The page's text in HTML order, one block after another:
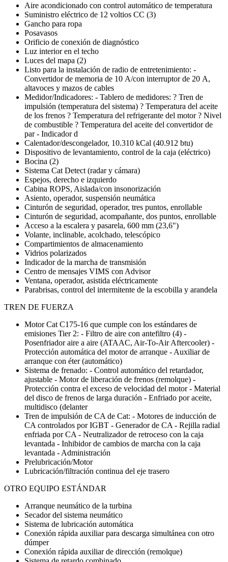
Aire acondicionado con control automático de temperatura
Suministro eléctrico de 12 voltios CC (3)
Gancho para ropa
Posavasos
Orificio de conexión de diagnóstico
Luz interior en el techo
Luces del mapa (2)
Listo para la instalación de radio de entretenimiento: -
Convertidor de memoria de 10 A/con interruptor de 20 A,
altavoces y mazos de cables
Medidor/Indicadores: - Tablero de medidores: ? Tren de
impulsión (temperatura del sistema) ? Temperatura del aceite
de los frenos ? Temperatura del refrigerante del motor ? Nivel
de combustible ? Temperatura del aceite del convertidor de
par - Indicador d
Calentador/descongelador, 10.310 kCal (40.912 btu)
Dispositivo de levantamiento, control de la caja (eléctrico)
Bocina (2)
Sistema Cat Detect (radar y cámara)
Espejos, derecho e izquierdo
Cabina ROPS, Aislada/con insonorización
Asiento, operador, suspensión neumática
Cinturón de seguridad, operador, tres puntos, enrollable
Cinturón de seguridad, acompañante, dos puntos, enrollable
Acceso a la escalera y pasarela, 600 mm (23,6")
Volante, inclinable, acolchado, telescópico
Compartimientos de almacenamiento
Vidrios polarizados
Indicador de la marcha de transmisión
Centro de mensajes VIMS con Advisor
Ventana, operador, asistida eléctricamente
Parabrisas, control del intermitente de la escobilla y arandela
TREN DE FUERZA
Motor Cat C175-16 que cumple con los estándares de
emisiones Tier 2: - Filtro de aire con antefiltro (4) -
Posenfriador aire a aire (ATAAC, Air-To-Air Aftercooler) -
Protección automática del motor de arranque - Auxiliar de
arranque con éter (automático)
Sistema de frenado: - Control automático del retardador,
ajustable - Motor de liberación de frenos (remolque) -
Protección contra el exceso de velocidad del motor - Material
del disco de frenos de larga duración - Enfriado por aceite,
multidisco (delanter
Tren de impulsión de CA de Cat: - Motores de inducción de
CA controlados por IGBT - Generador de CA - Rejilla radial
enfriada por CA - Neutralizador de retroceso con la caja
levantada - Inhibidor de cambios de marcha con la caja
levantada - Administración
Prelubricación/Motor
Lubricación/filtración continua del eje trasero
OTRO EQUIPO ESTÁNDAR
Arranque neumático de la turbina
Secador del sistema neumático
Sistema de lubricación automática
Conexión rápida auxiliar para descarga simultánea con otro
dúmper
Conexión rápida auxiliar de dirección (remolque)